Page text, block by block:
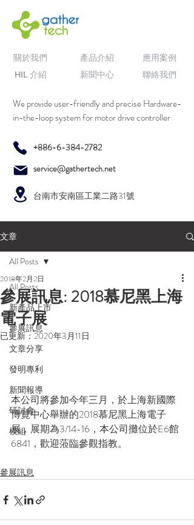
關於我們
HIL 介紹
產品介紹
新聞中心
應用案例
聯絡我們
We provide user-friendly and precise Hardware-
in-the-loop system for motor drive controller
+886-6-384-2782
service@gathertech.net
台南市安南區工業二路31號
文章
All Posts
新產品上市
參展訊息
文章分享
發明專利
新聞報導
研討會
模組
All Posts
參展訊息: 2018慕尼黑上海
電子展
2018年2月2日
已更新：2020年3月11日
本公司將參加今年三月，於上海新國際
博覽中心舉辦的2018慕尼黑上海電子
展，展期為3/14-16，本公司攤位於E6館
6841，歡迎蒞臨參觀指教。
參展訊息